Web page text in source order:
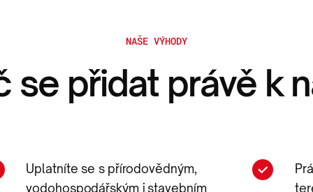
NAŠE VÝHODY
se přidat právě k
Uplatníte se s přírodovědným,
vodohospodářským i stavebním